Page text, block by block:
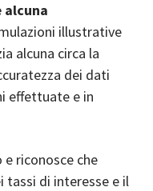
alcuna
illustrative
alcuna circa la
dei dati
effettuate e in
riconosce che
tassi di interesse e il